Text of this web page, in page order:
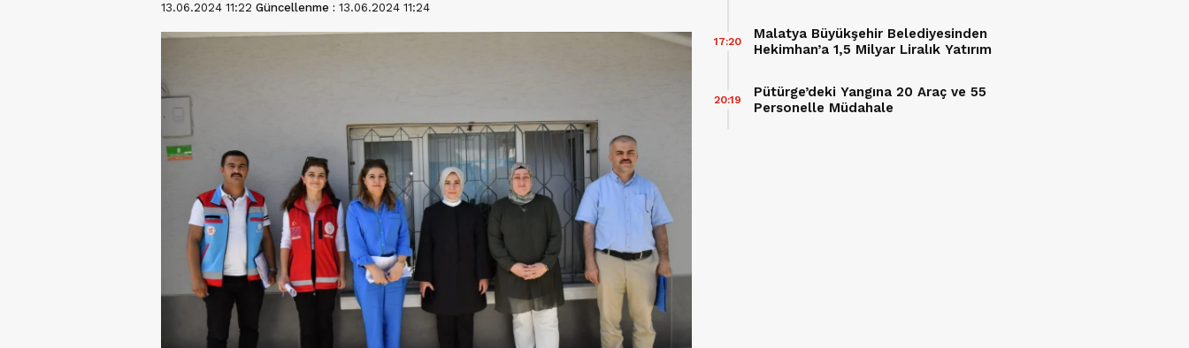
13.06.2024 11:22 Güncellenme : 13.06.2024 11:24
Malatya Büyükşehir Belediyesinden
Hekimhan’a 1,5 Milyar Liralık Yatırım
17:20
Pütürge’deki Yangına 20 Araç ve 55
Personelle Müdahale
20:19